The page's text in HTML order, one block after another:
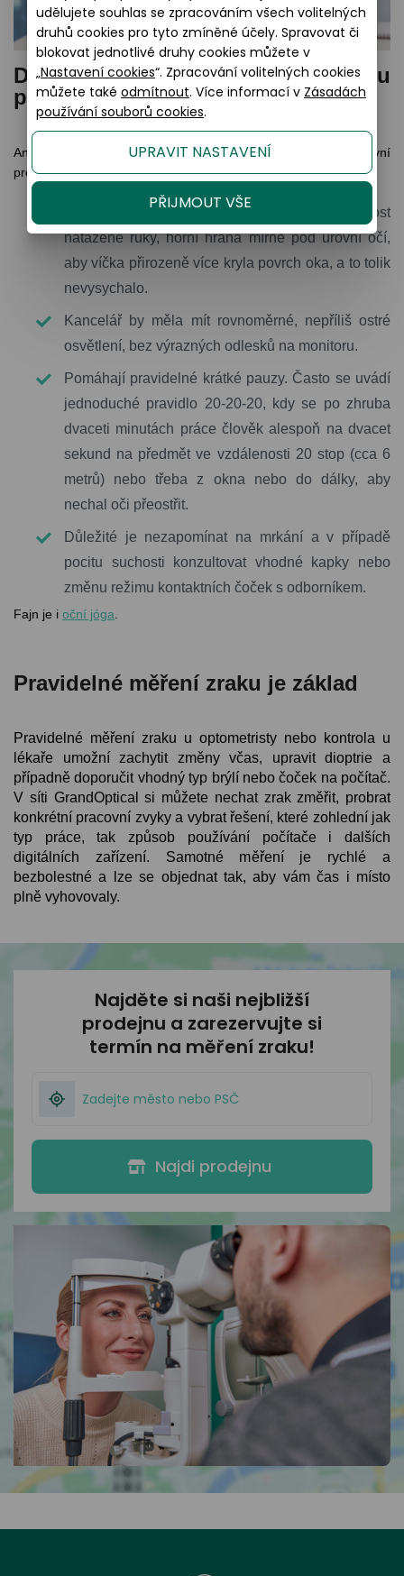
Další návyky pro zdravé oči u
počítače
Ani nejlepší brýle samy o sobě nestačí, pokud je pracovní
prostředí nastavené proti očím:
Monitor by měl být přibližně na vzdálenost
natažené ruky, horní hrana mírně pod úrovní očí,
aby víčka přirozeně více kryla povrch oka, a to tolik
nevysychalo.
Kancelář by měla mít rovnoměrné, nepříliš ostré
osvětlení, bez výrazných odlesků na monitoru.
Pomáhají pravidelné krátké pauzy. Často se uvádí
jednoduché pravidlo 20-20-20, kdy se po zhruba
dvaceti minutách práce člověk alespoň na dvacet
sekund na předmět ve vzdálenosti 20 stop (cca 6
metrů) nebo třeba z okna nebo do dálky, aby
nechal oči přeostřit.
Důležité je nezapomínat na mrkání a v případě
pocitu suchosti konzultovat vhodné kapky nebo
změnu režimu kontaktních čoček s odborníkem.
Fajn je i oční jóga
Pravidelné měření zraku je základ
Pravidelné měření zraku u optometristy nebo kontrola u
lékaře umožní zachytit změny včas, upravit dioptrie a
případně doporučit vhodný typ brýlí nebo čoček na počítač.
V síti GrandOptical si můžete nechat zrak změřit, probrat
konkrétní pracovní zvyky a vybrat řešení, které zohlední jak
typ práce, tak způsob používání počítače i dalších
digitálních zařízení. Samotné měření je rychlé a
bezbolestné a lze se objednat tak, aby vám čas i místo
plně vyhovovaly.
Najděte si naši nejbližší
prodejnu a zarezervujte si
termín na měření zraku!
Najdi prodejnu
udělujete souhlas se zpracováním všech volitelných
druhů cookies pro tyto zmíněné účely. Spravovat či
blokovat jednotlivé druhy cookies můžete v
„Nastavení cookies“. Zpracování volitelných cookies
můžete také odmítnout. Více informací v Zásadách
používání souborů cookies.
UPRAVIT NASTAVENÍ
PŘIJMOUT VŠE